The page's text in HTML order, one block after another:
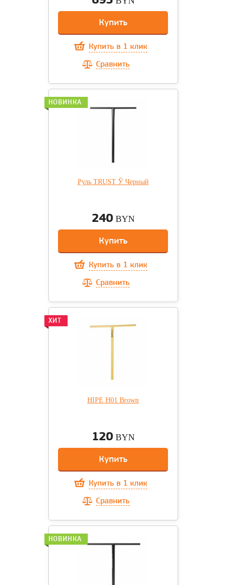
Купить
Купить в 1 клик
Сравнить
Руль TRUST Ў Черный
240BYN
Купить
Купить в 1 клик
Сравнить
НОВИНКА
HIPE H01 Brown
120BYN
Купить
Купить в 1 клик
Сравнить
ХИТ
НОВИНКА